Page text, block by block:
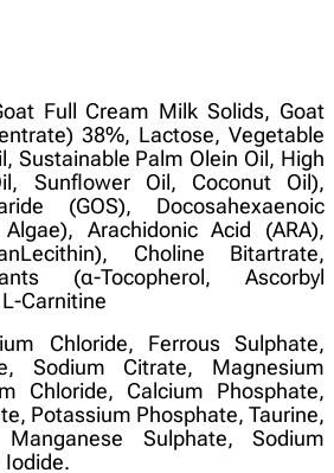
Full Cream Milk Solids, Goat
38%, Lactose, Vegetable
Sustainable Palm Olein Oil, High
Sunflower Oil, Coconut Oil),
(GOS), Docosahexaenoic
Arachidonic Acid (ARA),
Choline Bitartrate,
(α-Tocopherol, Ascorbyl
Carnitine
Chloride, Ferrous Sulphate,
Sodium Citrate, Magnesium
Chloride, Calcium Phosphate,
Potassium Phosphate, Taurine,
Sulphate, Sodium
Iodide.